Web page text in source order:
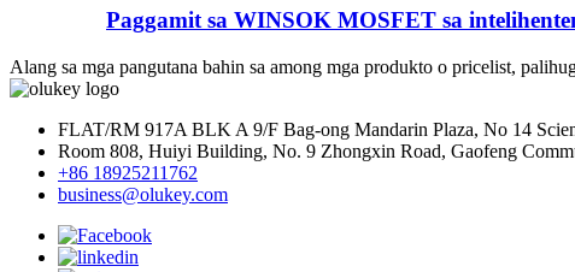
Paggamit sa WINSOK MOSFET sa
Alang sa mga pangutana bahin sa among mga produkto o pricelist,
FLAT/RM 917A BLK A 9/F Bag-ong Mandarin Plaza, No 14
Room 808, Huiyi Building, No. 9 Zhongxin Road, Gaofeng
+86 18925211762
business@olukey.com